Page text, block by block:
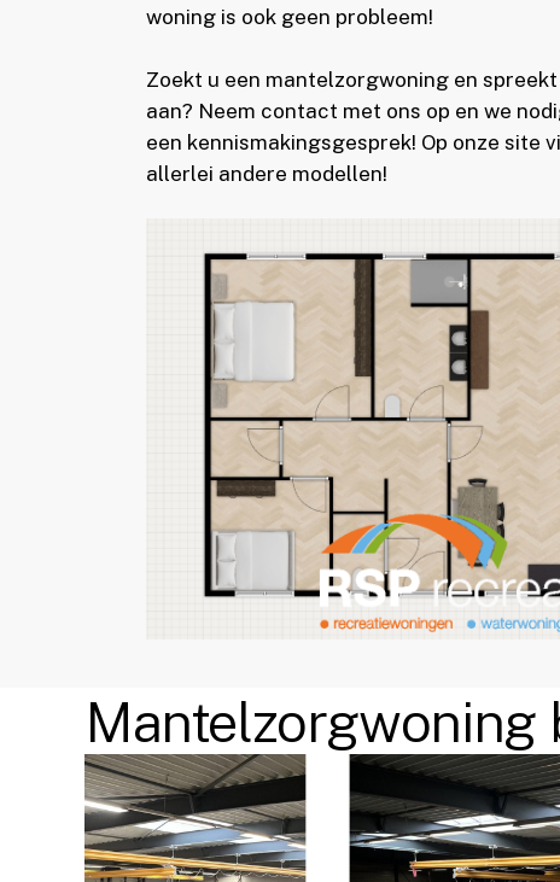
woning is ook geen probleem!
Zoekt u een mantelzorgwoning en
aan? Neem contact met ons op en we
een kennismakingsgesprek! Op onze site
allerlei andere modellen!
Mantelzorgwoning